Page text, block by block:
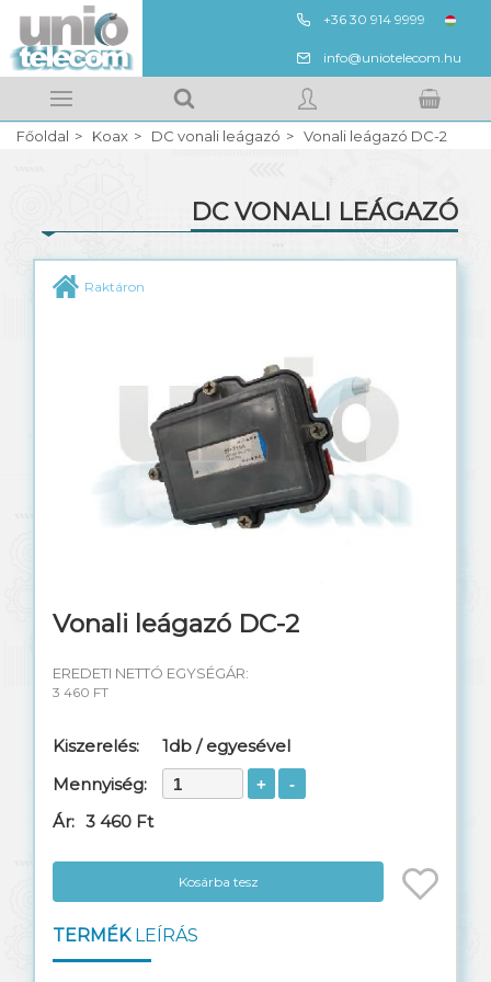
+36 30 914 9999
ENG
info@uniotelecom.hu
Kosarad tartalma
Főoldal Koax DC vonali leágazó Vonali leágazó DC-2
DC VONALI LEÁGAZÓ
RG6, RG11, RG59 koaxális kábel
Horizontális, vertikális beltéri elosztók
Beltéri leágazók
Kültéri TAP elosztók
Erősítők, tápok
Műszerek, szerszámok
Raktáron
Vonali leágazó DC-2
EREDETI NETTÓ EGYSÉGÁR:
3 460 FT
Kiszerelés:
1db / egyesével
Mennyiség:
Ár: 3 460 Ft
Kosárba tesz
TERMÉKLEÍRÁS